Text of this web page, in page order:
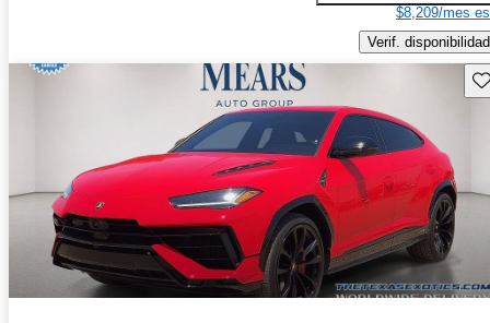
$8,209/mes
Verif. disponibilidad